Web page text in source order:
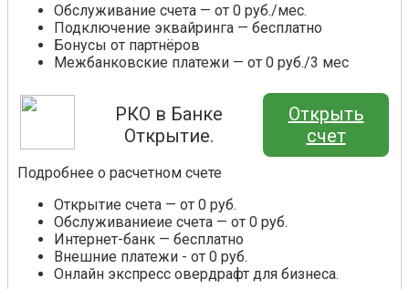
Обслуживание счета — от 0 руб./мес.
Подключение эквайринга — бесплатно
Бонусы от партнёров
Межбанковские платежи — от 0 руб./3 мес
РКО в Банке
Открытие.
Открыть
счет
Подробнее о расчетном счете
Открытие счета — от 0 руб.
Обслуживаниеие счета — от 0 руб.
Интернет-банк — бесплатно
Внешние платежи - от 0 руб.
Онлайн экспресс овердрафт для бизнеса.